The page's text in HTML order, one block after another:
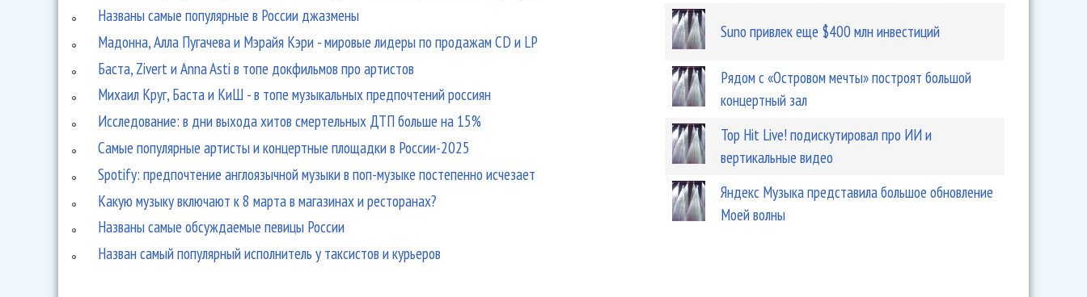
Названы самые популярные в России джазмены
Мадонна, Алла Пугачева и Мэрайя Кэри - мировые лидеры по продажам CD и LP
Баста, Zivert и Anna Asti в топе докфильмов про артистов
Михаил Круг, Баста и КиШ - в топе музыкальных предпочтений россиян
Исследование: в дни выхода хитов смертельных ДТП больше на 15%
Самые популярные артисты и концертные площадки в России-2025
Spotify: предпочтение англоязычной музыки в поп-музыке постепенно исчезает
Какую музыку включают к 8 марта в магазинах и ресторанах?
Названы самые обсуждаемые певицы России
Назван самый популярный исполнитель у таксистов и курьеров
Suno привлек еще $400 млн инвестиций
Рядом с «Островом мечты» построят большой
концертный зал
Top Hit Live! подискутировал про ИИ и
вертикальные видео
Яндекс Музыка представила большое обновление
Моей волны